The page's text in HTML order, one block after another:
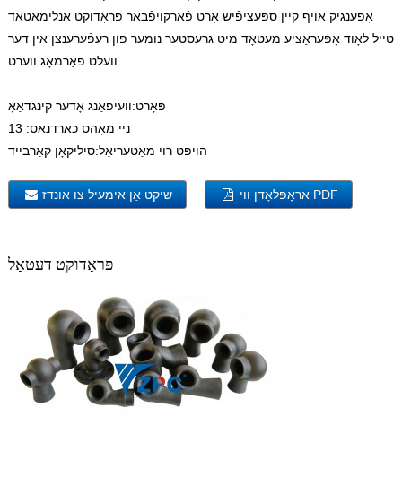
אָפענגיק אויף קיין ספּעציפֿיש אָרט פֿאַרקויפֿבאַר פּראָדוקט אַנלימאַטאַד
טייל לאָוד אָפּעראַציע מעטאָד מיט גרעסטער נומער פון רעפֿערענצן אין דער
פּאָרט:וועיפאַנג אָדער קינגדאַאָ
נייַ מאָהס כאַרדנאַס:
הויפּט רוי מאַטעריאַל:סיליקאָן קאַרבייד
שיקט אַן אימעיל צו אונדז אראָפּלאָדן ווי PDF
פּראָדוקט דעטאַל